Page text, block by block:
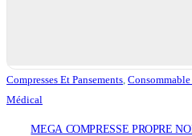
Compresses Et Pansements,
Médical
MEGA COMPRESSE PROPRE